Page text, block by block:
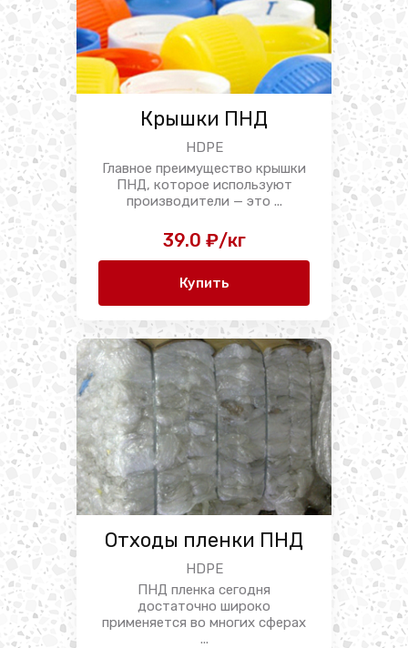
Крышки ПНД
HDPE
Главное преимущество крышки
ПНД, которое используют
производители — это ...
39.0 ₽/кг
Купить
Отходы пленки ПНД
HDPE
ПНД пленка сегодня
достаточно широко
применяется во многих сферах
...